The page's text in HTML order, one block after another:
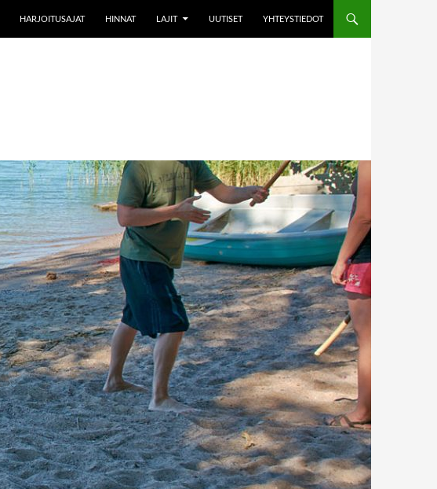
HARJOITUSAJAT HINNAT LAJIT UUTISET YHTEYSTIEDOT